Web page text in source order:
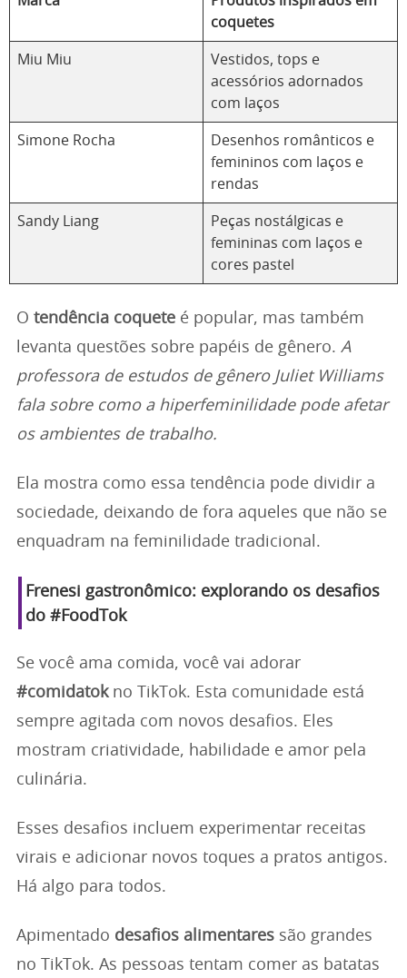
coquetes
Miu Miu
Vestidos, tops e
acessórios adornados
com laços
Simone Rocha
Desenhos românticos e
femininos com laços e
rendas
Sandy Liang
Peças nostálgicas e
femininas com laços e
cores pastel
O tendência coquete é popular, mas também
levanta questões sobre papéis de gênero. A
professora de estudos de gênero Juliet Williams
fala sobre como a hiperfeminilidade pode afetar
os ambientes de trabalho.
Ela mostra como essa tendência pode dividir a
sociedade, deixando de fora aqueles que não se
enquadram na feminilidade tradicional.
Frenesi gastronômico: explorando os desafios
do #FoodTok
Se você ama comida, você vai adorar
#comidatokno TikTok. Esta comunidade está
sempre agitada com novos desafios. Eles
mostram criatividade, habilidade e amor pela
culinária.
Esses desafios incluem experimentar receitas
virais e adicionar novos toques a pratos antigos.
Há algo para todos.
Apimentado desafios alimentares são grandes
no TikTok. As pessoas tentam comer as batatas